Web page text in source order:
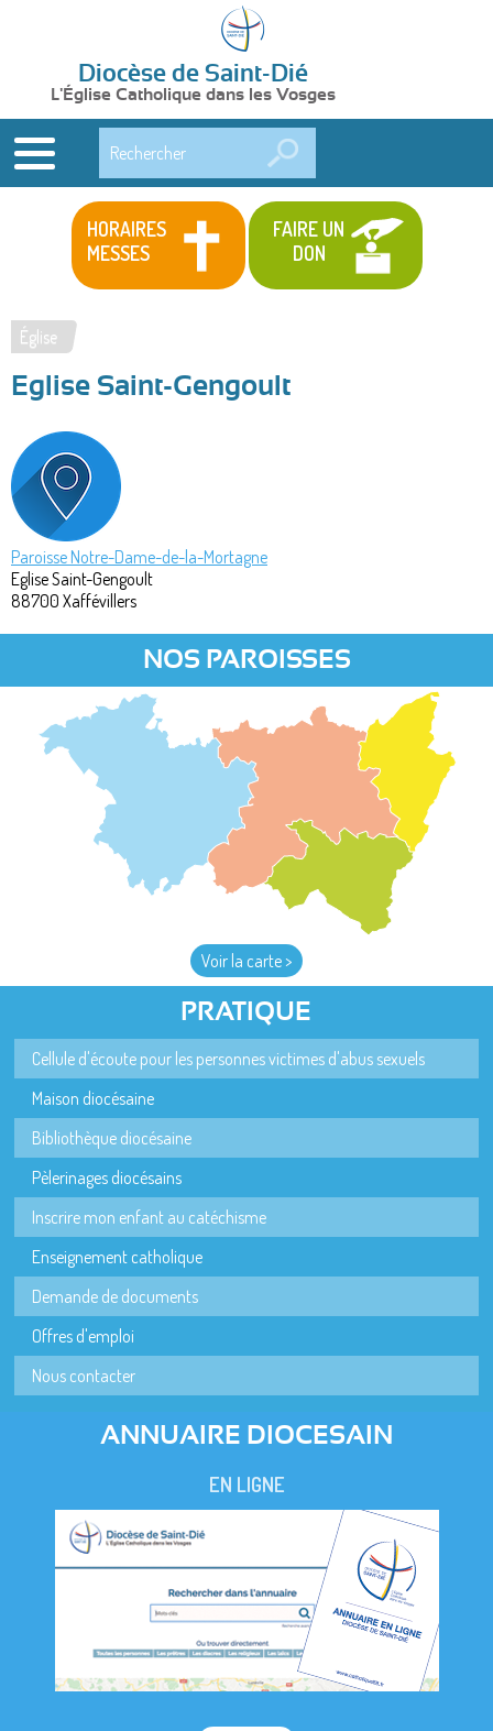
Diocèse de Saint-Dié
L'Église Catholique dans les Vosges
HORAIRES
MESSES
FAIRE UN
DON
Vous
êtes
ici
Église
Eglise Saint-Gengoult
Paroisse Notre-Dame-de-la-Mortagne
Eglise Saint-Gengoult
88700 Xaffévillers
NOS PAROISSES
Voir la carte >
PRATIQUE
Cellule d'écoute pour les personnes victimes d'abus sexuels
Maison diocésaine
Bibliothèque diocésaine
Pèlerinages diocésains
Inscrire mon enfant au catéchisme
Enseignement catholique
Demande de documents
Offres d'emploi
Nous contacter
ANNUAIRE DIOCESAIN
EN LIGNE